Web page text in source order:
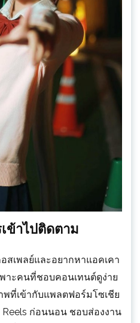
ข้าไปติดตาม
เพลย์และอยากหาแอคเคา
าะคนที่ชอบคอนเทนต์ดูง่าย
ที่เข้ากับแพลตฟอร์มโซเชีย
ก่อนนอน ชอบส่องงาน